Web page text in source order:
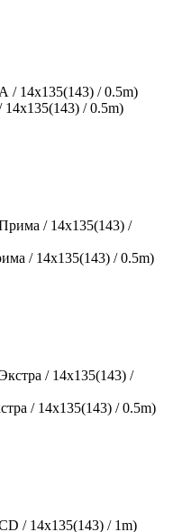
/ 0.5m)
/ 14x135(143) / 0.5m)
/ 14x135(143) / 0.5m)